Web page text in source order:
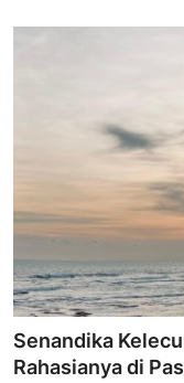
Senandika
Rahasianya di